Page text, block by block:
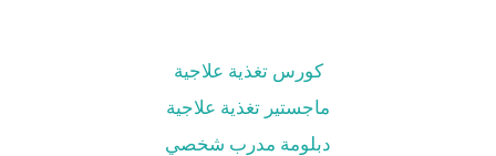
كورس تغذية علاجية
ماجستير تغذية علاجية
دبلومة مدرب شخصي